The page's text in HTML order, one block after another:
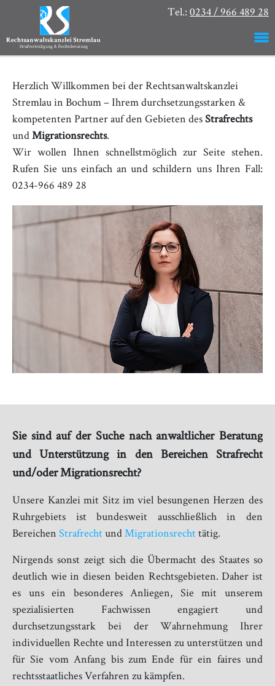
Tel.: 0234 / 966 489 28
Herzlich Willkommen bei der Rechtsanwaltskanzlei
Stremlau in Bochum – Ihrem durchsetzungsstarken &
kompetenten Partner auf den Gebieten desStrafrechts
undMigrationsrechts.
Wir wollen Ihnen schnellstmöglich zur Seite stehen.
Rufen Sie uns einfach an und schildern uns Ihren Fall:
0234-966 489 28
Sie sind auf der Suche nach anwaltlicher Beratung
und Unterstützung in den Bereichen Strafrecht
und/oder Migrationsrecht?
Unsere Kanzlei mit Sitz im viel besungenen Herzen des
Ruhrgebiets ist bundesweit ausschließlich in den
Bereichen StrafrechtundMigrationsrechttätig.
Nirgends sonst zeigt sich die Übermacht des Staates so
deutlich wie in diesen beiden Rechtsgebieten. Daher ist
es uns ein besonderes Anliegen, Sie mit unserem
spezialisierten Fachwissen engagiert und
durchsetzungsstark bei der Wahrnehmung Ihrer
individuellen Rechte und Interessen zu unterstützen und
für Sie vom Anfang bis zum Ende für ein faires und
rechtsstaatliches Verfahren zu kämpfen.